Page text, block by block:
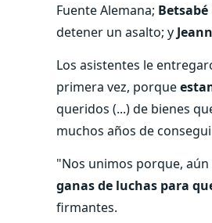
Fuente Alemana;
detener un asalto; y
Los asistentes le
primera vez, porque
queridos (...) de bienes
muchos años de
"Nos unimos porque,
ganas de luchas para
firmantes.